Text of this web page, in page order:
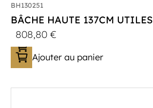
BH130251
BÂCHE HAUTE 137CM UTILES
808,80€
Ajouter au panier